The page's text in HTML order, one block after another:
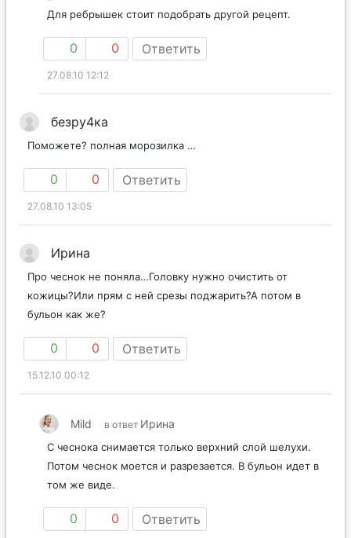
Для ребрышек стоит подобрать другой рецепт.
0 0 Ответить
27.08.10 12:12
безру4ка
Поможете? полная морозилка …
0 0 Ответить
27.08.10 13:05
Ирина
Про чеснок не поняла…Головку нужно очистить от
кожицы?Или прям с ней срезы поджарить?А потом в
бульон как же?
0 0 Ответить
15.12.10 00:12
Mild в ответ Ирина
С чеснока снимается только верхний слой шелухи.
Потом чеснок моется и разрезается. В бульон идет в
том же виде.
0 0 Ответить